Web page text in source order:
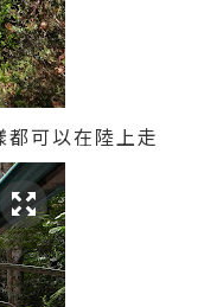
可以在陸上走